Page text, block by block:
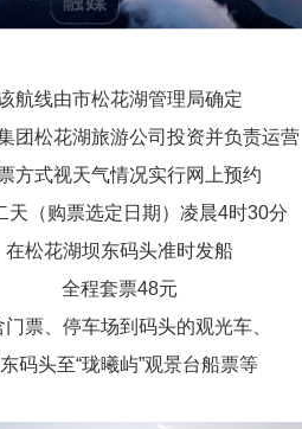
航线由市松花湖管理局确定
团松花湖旅游公司投资并负责运营
方式视天气情况实行网上预约
天（购票选定日期）凌晨4时30分
在松花湖坝东码头准时发船
全程套票48元
门票、停车场到码头的观光车、
码头至“珑曦屿”观景台船票等